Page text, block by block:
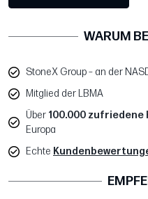
WARUM
StoneX Group – an der
Mitglied der LBMA
Über 100.000 zufriedene
Europa
Echte